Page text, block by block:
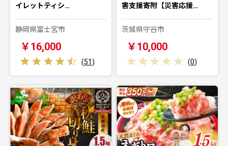
イレットティシ…
静岡県富士宮市
￥16,000
(51)
害支援寄附【災害応援…
茨城県守谷市
￥10,000
(0)